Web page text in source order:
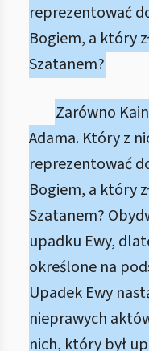
reprezentować
Bogiem, a który
Szatanem?
Zarówno
Adama. Który z
reprezentować
Bogiem, a który
Szatanem?
upadku Ewy,
określone na
Upadek Ewy
nieprawych
nich, który był